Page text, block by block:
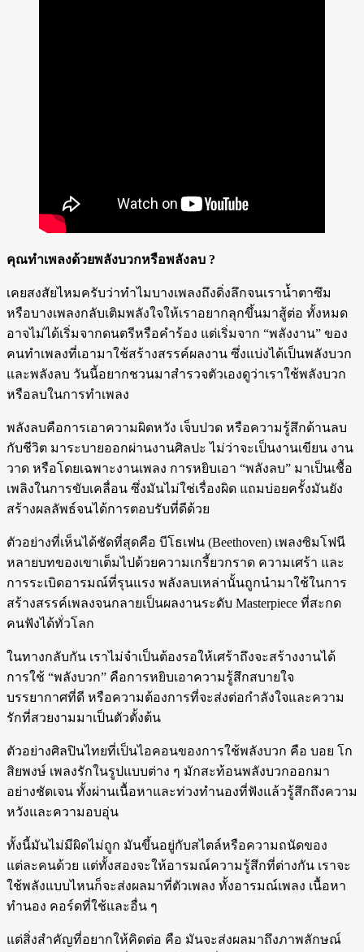
คุณทำเพลงด้วยพลังบวกหรือพลังลบ ?
เคยสงสัยไหมครับว่าทำไมบางเพลงถึงดิ่งลึกจนเราน้ำตาซึม
หรือบางเพลงกลับเติมพลังใจให้เราอยากลุกขึ้นมาสู้ต่อ ทั้งหมด
อาจไม่ได้เริ่มจากดนตรีหรือคำร้อง แต่เริ่มจาก “พลังงาน” ของ
คนทำเพลงที่เอามาใช้สร้างสรรค์ผลงาน ซึ่งแบ่งได้เป็นพลังบวก
และพลังลบ วันนี้อยากชวนมาสำรวจตัวเองดูว่าเราใช้พลังบวก
หรือลบในการทำเพลง
พลังลบคือการเอาความผิดหวัง เจ็บปวด หรือความรู้สึกด้านลบ
กับชีวิต มาระบายออกผ่านงานศิลปะ ไม่ว่าจะเป็นงานเขียน งาน
วาด หรือโดยเฉพาะงานเพลง การหยิบเอา “พลังลบ” มาเป็นเชื้อ
เพลิงในการขับเคลื่อน ซึ่งมันไม่ใช่เรื่องผิด แถมบ่อยครั้งมันยัง
สร้างผลลัพธ์จนได้การตอบรับที่ดีด้วย
ตัวอย่างที่เห็นได้ชัดที่สุดคือ บีโธเฟน (Beethoven) เพลงซิมโฟนี
หลายบทของเขาเต็มไปด้วยความเกรี้ยวกราด ความเศร้า และ
การระเบิดอารมณ์ที่รุนแรง พลังลบเหล่านั้นถูกนำมาใช้ในการ
สร้างสรรค์เพลงจนกลายเป็นผลงานระดับ Masterpiece ที่สะกด
คนฟังได้ทั่วโลก
ในทางกลับกัน เราไม่จำเป็นต้องรอให้เศร้าถึงจะสร้างงานได้
การใช้ “พลังบวก” คือการหยิบเอาความรู้สึกสบายใจ
บรรยากาศที่ดี หรือความต้องการที่จะส่งต่อกำลังใจและความ
รักที่สวยงามมาเป็นตัวตั้งต้น
ตัวอย่างศิลปินไทยที่เป็นไอคอนของการใช้พลังบวก คือ บอย โก
สิยพงษ์ เพลงรักในรูปแบบต่าง ๆ มักสะท้อนพลังบวกออกมา
อย่างชัดเจน ทั้งผ่านเนื้อหาและท่วงทำนองที่ฟังแล้วรู้สึกถึงความ
หวังและความอบอุ่น
ทั้งนี้มันไม่มีผิดไม่ถูก มันขึ้นอยู่กับสไตล์หรือความถนัดของ
แต่ละคนด้วย แต่ทั้งสองจะให้อารมณ์ความรู้สึกที่ต่างกัน เราจะ
ใช้พลังแบบไหนก็จะส่งผลมาที่ตัวเพลง ทั้งอารมณ์เพลง เนื้อหา
ทำนอง คอร์ดที่ใช้และอื่น ๆ
แต่สิ่งสำคัญที่อยากให้คิดต่อ คือ มันจะส่งผลมาถึงภาพลักษณ์